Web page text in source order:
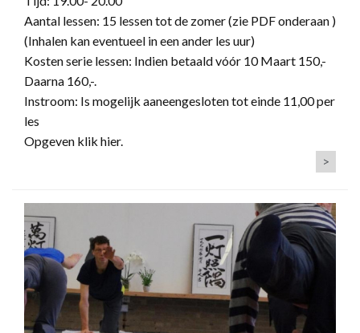
Aantal lessen: 15 lessen tot de zomer (zie PDF onderaan )
(​Inhalen kan eventueel in een ander les uur)
Kosten serie lessen: Indien betaald vóór 10 Maart 150,-
Daarna 160,-.
Instroom: Is mogelijk aaneengesloten tot einde 11,00 per
les
Opgeven klik hier.
>